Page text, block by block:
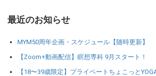
最近のお知らせ
MYM50周年企画・スケジュール【随時更新】
【Zoom+動画配信】瞑想専科 9月スタート！
【18〜39歳限定】プライベートちょこっと